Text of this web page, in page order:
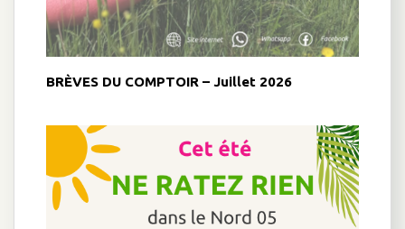
BRÈVES DU COMPTOIR – Juillet 2026